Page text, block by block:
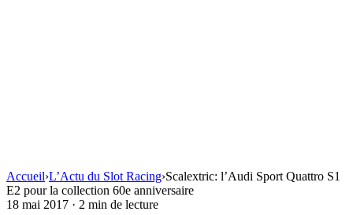
Accueil›L’Actu du Slot Racing›Scalextric: l’Audi Sport Quattro S1
E2 pour la collection 60e anniversaire
18 mai 2017 · 2 min de lecture